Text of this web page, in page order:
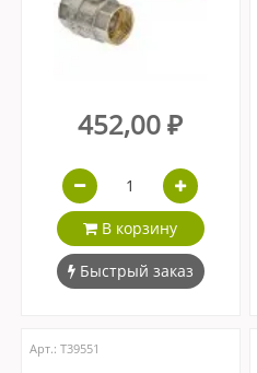
452,00 ₽
В корзину
Быстрый заказ
Арт.: Т39551